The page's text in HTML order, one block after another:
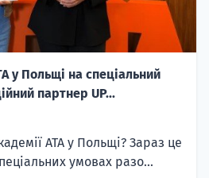
у Польщі на спеціальний
партнер UP...
ATA у Польщі? Зараз це
умовах разо...